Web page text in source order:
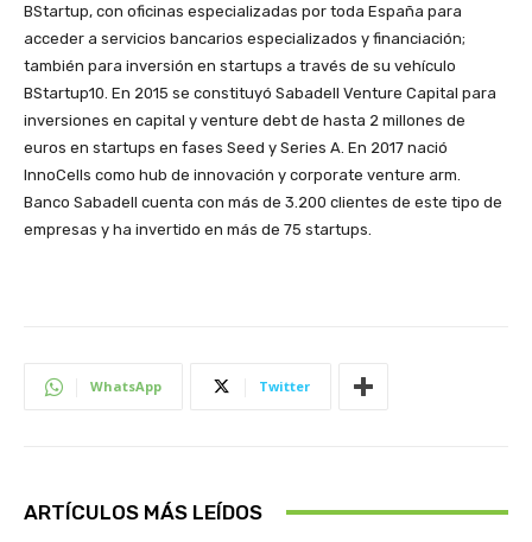
BStartup, con oficinas especializadas por toda España para
acceder a servicios bancarios especializados y financiación;
también para inversión en startups a través de su vehículo
BStartup10. En 2015 se constituyó Sabadell Venture Capital para
inversiones en capital y venture debt de hasta 2 millones de
euros en startups en fases Seed y Series A. En 2017 nació
InnoCells como hub de innovación y corporate venture arm.
Banco Sabadell cuenta con más de 3.200 clientes de este tipo de
empresas y ha invertido en más de 75 startups.
WhatsApp Twitter
ARTÍCULOS MÁS LEÍDOS